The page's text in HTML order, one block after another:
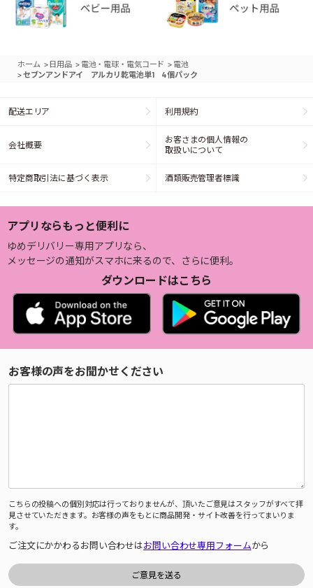
ホーム > 日用品 > 電池・電球・電気コード > 電池
>セブンアンドアイ アルカリ乾電池単1 4個パック
配送エリア 利用規約
会社概要
お客さまの個人情報の
取扱いについて
特定商取引法に基づく表示 酒類販売管理者標識
アプリならもっと便利に
ゆめデリバリー専用アプリなら、
メッセージの通知がスマホに来るので、さらに便利。
ダウンロードはこちら
お客様の声をお聞かせください
こちらの投稿への個別対応は行っておりませんが、頂いたご意見はスタッフがすべて拝
見させていただきます。お客様の声をもとに商品開発・サイト改善を行ってまいりま
す。
ご注文にかかわるお問い合わせはお問い合わせ専用フォームから